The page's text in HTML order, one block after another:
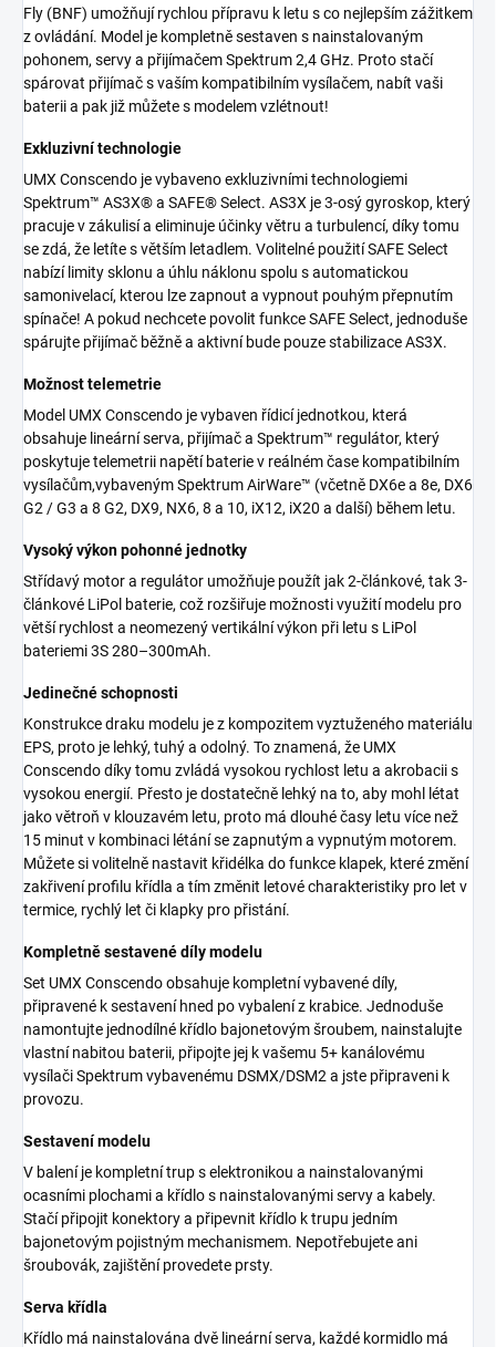
Fly (BNF) umožňují rychlou přípravu k letu s co nejlepším zážitkem
z ovládání. Model je kompletně sestaven s nainstalovaným
pohonem, servy a přijímačem Spektrum 2,4 GHz. Proto stačí
spárovat přijímač s vaším kompatibilním vysílačem, nabít vaši
baterii a pak již můžete s modelem vzlétnout!
Exkluzivní technologie
UMX Conscendo je vybaveno exkluzivními technologiemi
Spektrum™ AS3X® a SAFE® Select. AS3X je 3-osý gyroskop, který
pracuje v zákulisí a eliminuje účinky větru a turbulencí, díky tomu
se zdá, že letíte s větším letadlem. Volitelné použití SAFE Select
nabízí limity sklonu a úhlu náklonu spolu s automatickou
samonivelací, kterou lze zapnout a vypnout pouhým přepnutím
spínače! A pokud nechcete povolit funkce SAFE Select, jednoduše
spárujte přijímač běžně a aktivní bude pouze stabilizace AS3X.
Možnost telemetrie
Model UMX Conscendo je vybaven řídicí jednotkou, která
obsahuje lineární serva, přijímač a Spektrum™ regulátor, který
poskytuje telemetrii napětí baterie v reálném čase kompatibilním
vysílačům,vybaveným Spektrum AirWare™ (včetně DX6e a 8e, DX6
G2 / G3 a 8 G2, DX9, NX6, 8 a 10, iX12, iX20 a další) během letu.
Vysoký výkon pohonné jednotky
Střídavý motor a regulátor umožňuje použít jak 2-článkové, tak 3-
článkové LiPol baterie, což rozšiřuje možnosti využití modelu pro
větší rychlost a neomezený vertikální výkon při letu s LiPol
bateriemi 3S 280–300mAh.
Jedinečné schopnosti
Konstrukce draku modelu je z kompozitem vyztuženého materiálu
EPS, proto je lehký, tuhý a odolný. To znamená, že UMX
Conscendo díky tomu zvládá vysokou rychlost letu a akrobacii s
vysokou energií. Přesto je dostatečně lehký na to, aby mohl létat
jako větroň v klouzavém letu, proto má dlouhé časy letu více než
15 minut v kombinaci létání se zapnutým a vypnutým motorem.
Můžete si volitelně nastavit křidélka do funkce klapek, které změní
zakřivení profilu křídla a tím změnit letové charakteristiky pro let v
termice, rychlý let či klapky pro přistání.
Kompletně sestavené díly modelu
Set UMX Conscendo obsahuje kompletní vybavené díly,
připravené k sestavení hned po vybalení z krabice. Jednoduše
namontujte jednodílné křídlo bajonetovým šroubem, nainstalujte
vlastní nabitou baterii, připojte jej k vašemu 5+ kanálovému
vysílači Spektrum vybavenému DSMX/DSM2 a jste připraveni k
provozu.
Sestavení modelu
V balení je kompletní trup s elektronikou a nainstalovanými
ocasními plochami a křídlo s nainstalovanými servy a kabely.
Stačí připojit konektory a připevnit křídlo k trupu jedním
bajonetovým pojistným mechanismem. Nepotřebujete ani
šroubovák, zajištění provedete prsty.
Serva křídla
Křídlo má nainstalována dvě lineární serva, každé kormidlo má